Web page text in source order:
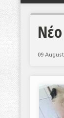
09